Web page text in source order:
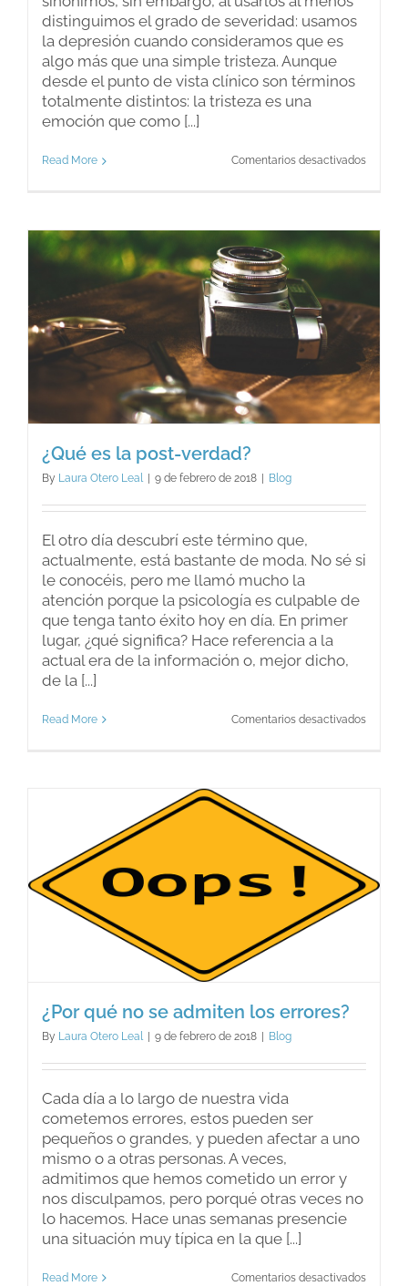
distinguimos el grado de severidad: usamos
la depresión cuando consideramos que es
algo más que una simple tristeza. Aunque
desde el punto de vista clínico son términos
totalmente distintos: la tristeza es una
emoción que como [...]
Read More Comentarios desactivadosen
¿Qué es la post-verdad?
By Laura Otero Leal | 9 de febrero de 2018 | Blog
El otro día descubrí este término que,
actualmente, está bastante de moda. No sé si
le conocéis, pero me llamó mucho la
atención porque la psicología es culpable de
que tenga tanto éxito hoy en día. En primer
lugar, ¿qué significa? Hace referencia a la
actual era de la información o, mejor dicho,
de la [...]
Read More Comentarios desactivadosen
¿Por qué no se admiten los errores?
By Laura Otero Leal | 9 de febrero de 2018 | Blog
Cada día a lo largo de nuestra vida
cometemos errores, estos pueden ser
pequeños o grandes, y pueden afectar a uno
mismo o a otras personas. A veces,
admitimos que hemos cometido un error y
nos disculpamos, pero porqué otras veces no
lo hacemos. Hace unas semanas presencie
una situación muy típica en la que [...]
Read More Comentarios desactivadosen